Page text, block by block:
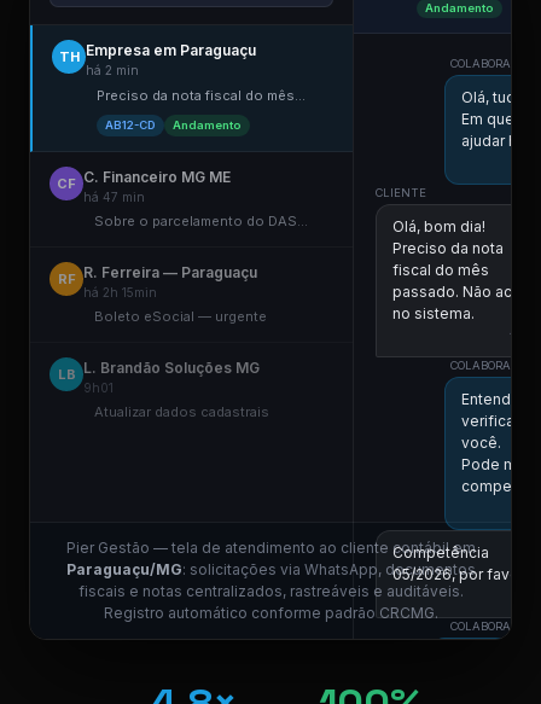
TH Empresa em Paraguaçu
há 2 min
Preciso da nota fiscal do mês...
AB12-CD Andamento
CF C. Financeiro MG ME
há 47 min
Sobre o parcelamento do DAS...
RF R. Ferreira — Paraguaçu
há 2h 15min
Boleto eSocial — urgente
LB L. Brandão Soluções MG
9h01
Atualizar dados cadastrais
Andamento
COLABORADOR
Olá, tudo
Em que
ajudar
CLIENTE
Olá, bom dia!
Preciso da nota
fiscal do mês
passado. Não achei
no sistema.
11:00
COLABORADOR
Entendi!
verificar
você.
Pode me
Competência
05/2026, por favor.
COLABORADOR
Pier Gestão — tela de atendimento ao cliente contábil em
Paraguaçu/MG: solicitações via WhatsApp, documentos
fiscais e notas centralizados, rastreáveis e auditáveis.
Registro automático conforme padrão CRCMG.